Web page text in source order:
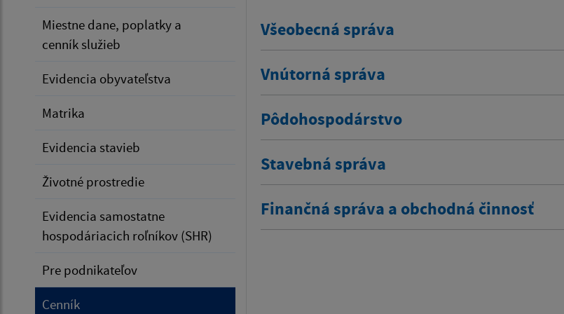
Miestne dane, poplatky a
cenník služieb
Evidencia obyvateľstva
Matrika
Evidencia stavieb
Životné prostredie
Evidencia samostatne
hospodáriacich roľníkov (SHR)
Pre podnikateľov
Cenník
Všeobecná správa
Vnútorná správa
Pôdohospodárstvo
Stavebná správa
Finančná správa a obchodná činnosť